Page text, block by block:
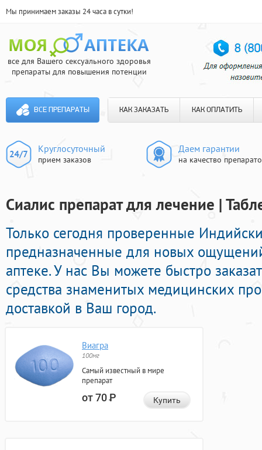
Мы принимаем заказы 24 часа в сутки!
все для Вашего сексуального здоровья
препараты для повышения потенции
ВСЕ ПРЕПАРАТЫ КАК ЗАКАЗАТЬ КАК ОПЛАТИТЬ
Круглосуточный
прием заказов
Даем гарантии
на качество
Сиалис препарат для лечение |
Только сегодня проверенные
предназначенные для новых
аптеке. У нас Вы можете быстро
средства знаменитых медицинских
доставкой в Ваш город.
Виагра
100мг
Самый известный в мире
препарат
от 70Р Купить